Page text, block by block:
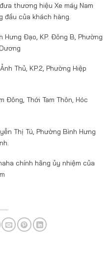
thương hiệu Xe máy Nam
đầu của khách hàng.
Hưng Đạo, KP. Đông B, Phường
Thủ, KP.2, Phường Hiệp
Đông, Thới Tam Thôn, Hóc
Thị Tú, Phường Bình Hưng
chính hãng ủy nhiệm của